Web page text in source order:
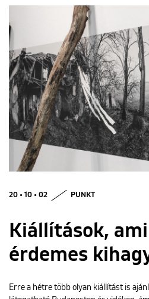
ENGLISH
20 • 10 • 02 PUNKT
Kiállítások,
érdemes
Erre a hétre több olyan kiállítást is